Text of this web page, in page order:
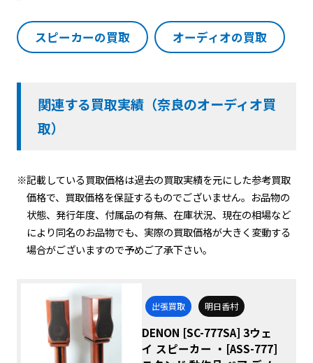
スピーカーの買取 オーディオの買取
関連する買取実績（奈良のオーディオ買
取）
※記載している買取価格は過去の買取実績を元にした参考買取
価格で、買取価格を保証するものでございません。お品物の
状態、発行年度、付属品の有無、在庫状況、現在の相場など
により同名のお品物でも、実際の買取価格が大きく変動する
場合がございますので予めご了承下さい。
出張買取 明日香村
DENON [SC-777SA] 3ウェ
イ スピーカー ・[ASS-777]